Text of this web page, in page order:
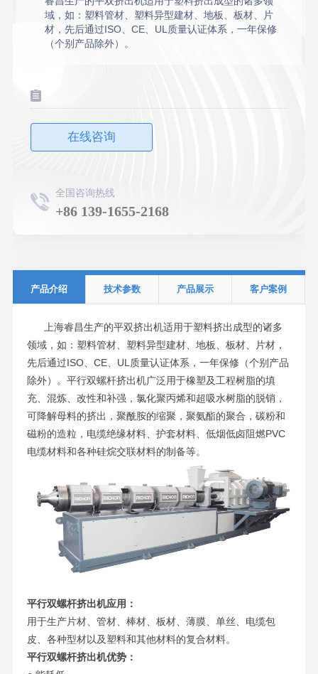
域，如：塑料管材、塑料异型建材、地板、板材、片
材，先后通过ISO、CE、UL质量认证体系，一年保修
（个别产品除外）。
在线咨询
全国咨询热线
+86 139-1655-2168
产品介绍 技术参数 产品展示 客户案例
上海睿昌生产的平双挤出机适用于塑料挤出成型的诸多
领域，如：塑料管材、塑料异型建材、地板、板材、片材，
先后通过ISO、CE、UL质量认证体系，一年保修（个别产品
除外）。平行双螺杆挤出机广泛用于橡塑及工程树脂的填
充、混炼、改性和补强，氯化聚丙烯和超吸水树脂的脱销，
可降解母料的挤出，聚酰胺的缩聚，聚氨酯的聚合，碳粉和
磁粉的造粒，电缆绝缘材料、护套材料、低烟低卤阻燃PVC
电缆材料和各种硅烷交联材料的制备等。
平行双螺杆挤出机应用：
用于生产片材、管材、棒材、板材、薄膜、单丝、电缆包
皮、各种型材以及塑料和其他材料的复合材料。
平行双螺杆挤出机优势：